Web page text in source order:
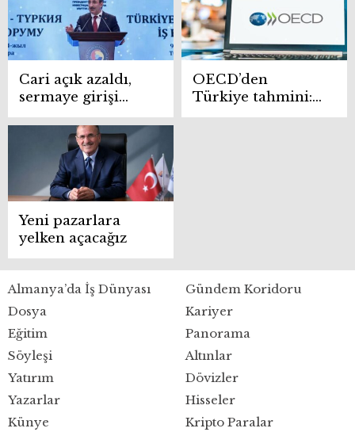
Cari açık azaldı,
sermaye girişi
hızlandı
OECD’den
Türkiye tahmini:
Büyüme
Yeni pazarlara
yelken açacağız
Almanya’da İş Dünyası
Dosya
Eğitim
Gündem Koridoru
Kariyer
Panorama
Söyleşi
Yatırım
Yazarlar
Künye
Altınlar
Dövizler
Hisseler
Kripto Paralar